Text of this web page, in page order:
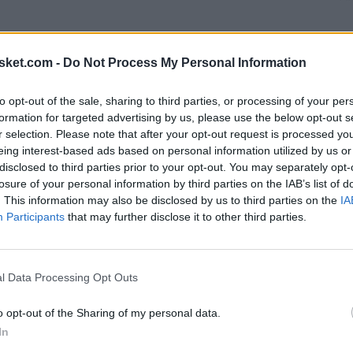
- Do Not Process My Personal Information
opt-out of the sale, sharing to third parties, or processing of your
for targeted advertising by us, please use the below opt-out
selection. Please note that after your opt-out request is processed
interest-based ads based on personal information utilized by us
to third parties prior to your opt-out. You may separately
of your personal information by third parties on the IAB’s list of
This information may also be disclosed by us to third parties on the
Participants that may further disclose it to other third parties.
Data Processing Opt Outs
opt-out of the Sharing of my personal data.
no pudo ocultar su sonrisa cuando se le
Angeles. La pregunta vino realizada tras una
cree que el jugador de los Bulls se irá este
aseguró Zach LaVine de forma contundente.
... this, amid rumors they're hoping to land him